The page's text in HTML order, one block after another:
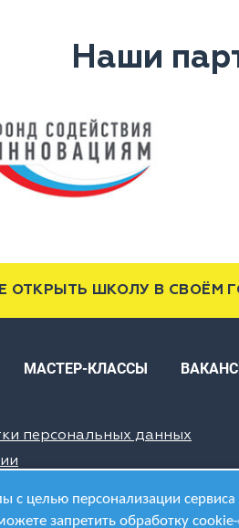
Наши
ОТКРЫТЬ ШКОЛУ В СВОЁМ
МАСТЕР-КЛАССЫ
персональных данных
целью персонализации сервиса
запретить обработку